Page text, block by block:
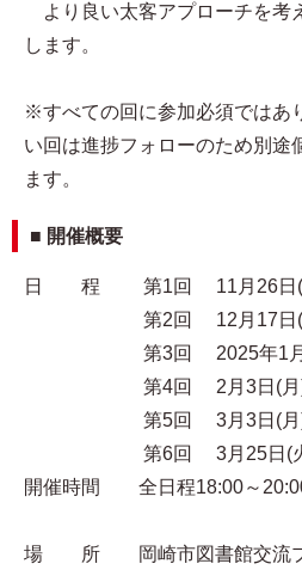
より良い太客アプローチを考
します。
※すべての回に参加必須ではあ
い回は進捗フォローのため別途
ます。
■ 開催概要
日 程 第1回 11月26日(
第2回 12月17日(
第3回 2025年1月
第4回 2月3日(月
第5回 3月3日(月
第6回 3月25日(
開催時間 全日程18:00～
場 所 岡崎市図書館交流プ